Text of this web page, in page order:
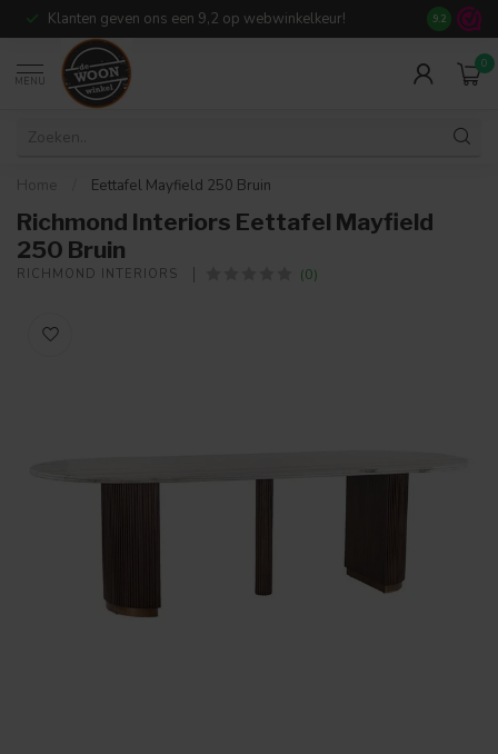
Klanten geven ons een 9,2 op webwinkelkeur! Meer dan
9.2
MENU
0
Home Eettafel Mayfield 250 Bruin
Richmond Interiors Eettafel Mayfield
250 Bruin
RICHMOND INTERIORS (0)